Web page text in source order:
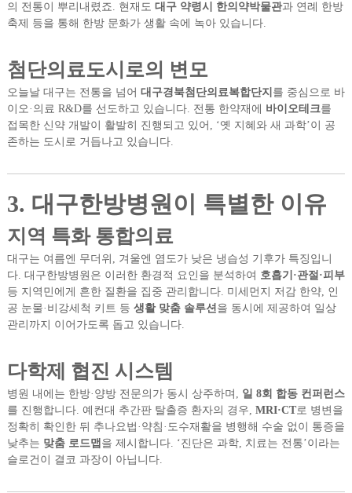
의 전통이 뿌리내렸죠. 현재도 대구 약령시 한의약박물관과 연례 한방
축제 등을 통해 한방 문화가 생활 속에 녹아 있습니다.
첨단의료도시로의 변모
오늘날 대구는 전통을 넘어 대구경북첨단의료복합단지 를 중심으로 바
이오·의료 R&D를 선도하고 있습니다. 전통 한약재에 바이오테크를
접목한 신약 개발이 활발히 진행되고 있어, ‘옛 지혜와 새 과학’이 공
존하는 도시로 거듭나고 있습니다.
3. 대구한방병원이 특별한 이유
지역 특화 통합의료
대구는 여름엔 무더위, 겨울엔 염도가 낮은 냉습성 기후가 특징입니
다. 대구한방병원은 이러한 환경적 요인을 분석하여 호흡기·관절·피부
등 지역민에게 흔한 질환을 집중 관리합니다. 미세먼지 저감 한약, 인
공 눈물·비강세척 키트 등 생활 맞춤 솔루션을 동시에 제공하여 일상
관리까지 이어가도록 돕고 있습니다.
다학제 협진 시스템
병원 내에는 한방·양방 전문의가 동시 상주하며, 일 8회 합동 컨퍼런스
를 진행합니다. 예컨대 추간판 탈출증 환자의 경우, MRI·CT로 병변을
정확히 확인한 뒤 추나요법·약침·도수재활을 병행해 수술 없이 통증을
낮추는 맞춤 로드맵 을 제시합니다. ‘진단은 과학, 치료는 전통’이라는
슬로건이 결코 과장이 아닙니다.